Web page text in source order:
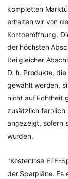
kompletten
erhalten wir von
Kontoeröffnung.
der höchsten
Bei gleicher
D. h. Produkte,
gewählt werden,
nicht auf Echtheit
zusätzlich farblich
angezeigt, sofern
wurden.
"Kostenlose ETF-
der Sparpläne. Es